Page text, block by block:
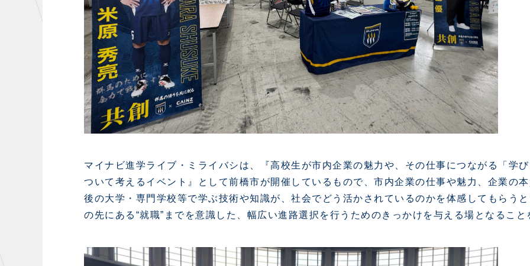
U-18
U-15
U-12
Ladies U-18
Ladies U-15
スクール概要
スタッフ
各校紹介・アクセス
スクール会員規約
マイナビ進学ライブ・ミライバシは、『高校生が市内企業の魅力や、その仕事につながる「学
ついて考えるイベント』として前橋市が開催しているもので、市内企業の仕事や魅力、企業の
後の大学・専門学校等で学ぶ技術や知識が、社会でどう活かされているのかを体感してもらう
の先にある“就職”までを意識した、幅広い進路選択を行うためのきっかけを与える場となること